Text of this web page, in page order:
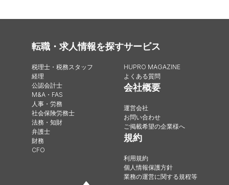
転職・求人情報を探す
税理士・税務スタッフ
経理
公認会計士
M&A・FAS
人事・労務
社会保険労務士
法務・知財
弁護士
財務
CFO
サービス
HUPRO MAGAZINE
よくある質問
会社概要
運営会社
お問い合わせ
ご掲載希望の企業様へ
規約
利用規約
個人情報保護方針
業務の運営に関する規程等